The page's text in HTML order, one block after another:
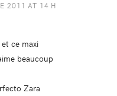
2011 AT 14 H
ce maxi
beaucoup
Zara